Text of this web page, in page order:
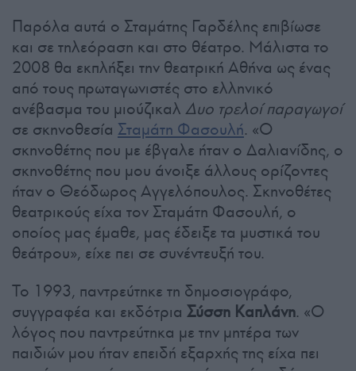
Παρόλα αυτά ο Σταμάτης Γαρδέλης επιβίωσε
και σε τηλεόραση και στο θέατρο. Μάλιστα το
2008 θα εκπλήξει την θεατρική Αθήνα ως ένας
από τους πρωταγωνιστές στο ελληνικό
ανέβασμα του μιούζικαλ Δυο τρελοί παραγωγοί
σε σκηνοθεσία Σταμάτη Φασουλή. «Ο
σκηνοθέτης που με έβγαλε ήταν ο Δαλιανίδης, ο
σκηνοθέτης που μου άνοιξε άλλους ορίζοντες
ήταν ο Θεόδωρος Αγγελόπουλος. Σκηνοθέτες
θεατρικούς είχα τον Σταμάτη Φασουλή, ο
οποίος μας έμαθε, μας έδειξε τα μυστικά του
θεάτρου», είχε πει σε συνέντευξή του.
Το 1993, παντρεύτηκε τη δημοσιογράφο,
συγγραφέα και εκδότρια Σύσση Καπλάνη. «Ο
λόγος που παντρεύτηκα με την μητέρα των
παιδιών μου ήταν επειδή εξαρχής της είχα πει